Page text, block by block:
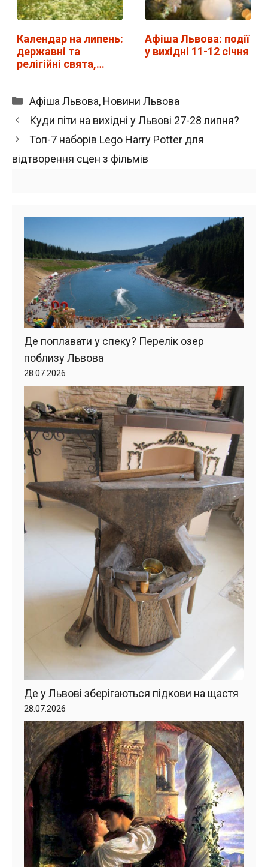
Календар на липень:
державні та
релігійні свята,…
Афіша Львова: події
у вихідні 11-12 січня
Категорії
Афіша Львова, Новини Львова
Куди піти на вихідні у Львові 27-28 липня?
Топ-7 наборів Lego Harry Potter для
відтворення сцен з фільмів
Де поплавати у спеку? Перелік озер
поблизу Львова
28.07.2026
Де у Львові зберігаються підкови на щастя
28.07.2026